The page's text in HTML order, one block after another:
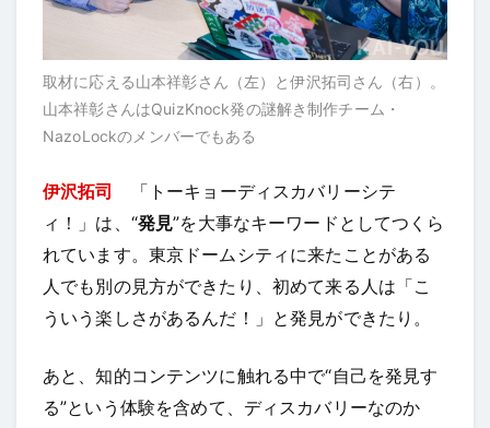
取材に応える山本祥彰さん（左）と伊沢拓司さん（右）。
山本祥彰さんはQuizKnock発の謎解き制作チーム・
NazoLockのメンバーでもある
伊沢拓司
「トーキョーディスカバリーシテ
ィ！」は、“発見”を大事なキーワードとしてつくら
れています。東京ドームシティに来たことがある
人でも別の見方ができたり、初めて来る人は「こ
ういう楽しさがあるんだ！」と発見ができたり。
あと、知的コンテンツに触れる中で“自己を発見す
る”という体験を含めて、ディスカバリーなのか